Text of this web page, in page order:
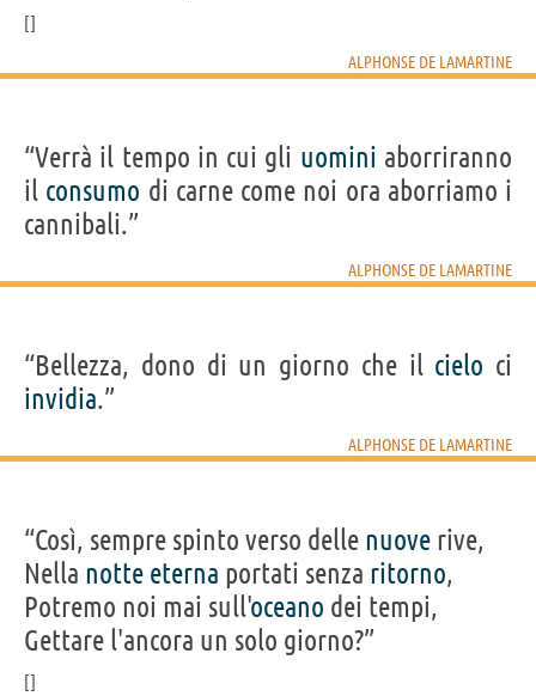
ALPHONSE DE LAMARTINE
“Verrà il tempo in cui gli uomini aborriranno
il consumo di carne come noi ora aborriamo i
cannibali.”
ALPHONSE DE LAMARTINE
“Bellezza, dono di un giorno che il cielo ci
invidia.”
ALPHONSE DE LAMARTINE
“Così, sempre spinto verso delle nuove rive,
Nella notte eterna portati senza ritorno,
Potremo noi mai sull'oceano dei tempi,
Gettare l'ancora un solo giorno?”